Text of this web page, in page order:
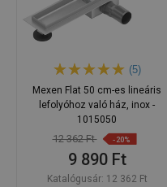
(5)
Mexen Flat 50 cm-es lineáris
lefolyóhoz való ház, inox -
1015050
12 362 Ft -20%
9 890 Ft
Katalógusár: 12 362 Ft